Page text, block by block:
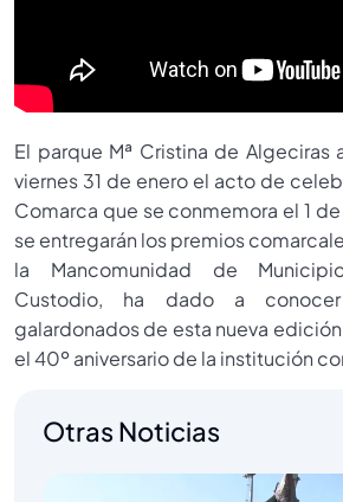
El parque Mª Cristina de Algeciras
viernes 31 de enero el acto de
Comarca que se conmemora el 1
se entregarán los premios
la Mancomunidad de
Custodio, ha dado a
galardonados de esta nueva
el 40º aniversario de la institución
Otras Noticias